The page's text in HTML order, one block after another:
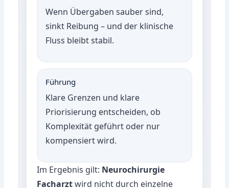
Wenn Übergaben sauber sind,
sinkt Reibung – und der klinische
Fluss bleibt stabil.
Führung
Klare Grenzen und klare
Priorisierung entscheiden, ob
Komplexität geführt oder nur
kompensiert wird.
Im Ergebnis gilt: Neurochirurgie
Facharztwird nicht durch einzelne